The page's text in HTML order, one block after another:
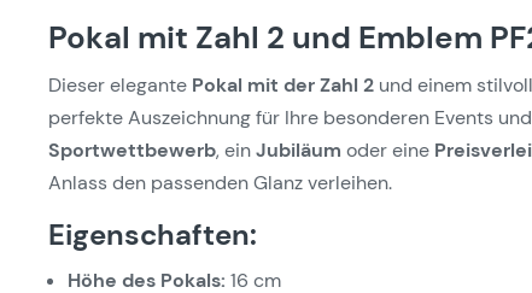
Pokal mit Zahl 2 und Emblem
Dieser elegante Pokal mit der Zahl 2 und einem
perfekte Auszeichnung für Ihre besonderen Events
Sportwettbewerb, einJubiläum oder eine
Anlass den passenden Glanz verleihen.
Eigenschaften:
Höhe des Pokals: 16 cm